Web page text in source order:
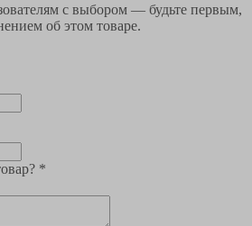
с выбором — будьте первым,
об этом товаре.
*